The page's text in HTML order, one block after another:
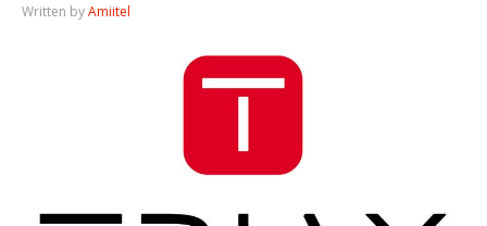
Written byAmiitel